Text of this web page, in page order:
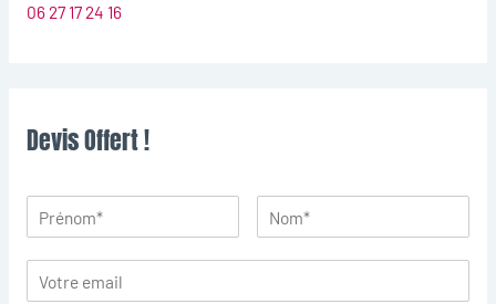
06 27 17 24 16
Devis Offert !